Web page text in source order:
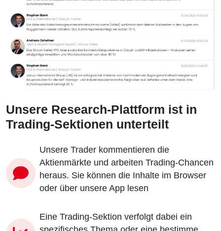
Unsere Research-Plattform ist in
Trading-Sektionen unterteilt
Unsere Trader kommentieren die
Aktienmärkte und arbeiten Trading-Chancen
heraus. Sie können die Inhalte im Browser
oder über unsere App lesen
Eine Trading-Sektion verfolgt dabei ein